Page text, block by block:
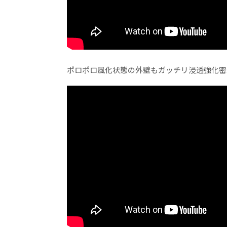
ポロポロ風化状態の外壁もガッチリ浸透強化